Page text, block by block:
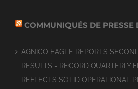
COMMUNIQUÉS DE PRESSE
AGNICO EAGLE REPORTS
RESULTS - RECORD QUARTERLY
REFLECTS SOLID OPERATIONAL